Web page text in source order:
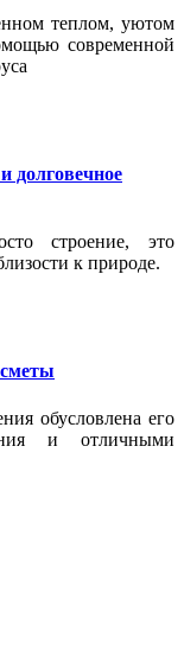
теплом, уютом
современной
долговечное
строение, это
к природе.
обусловлена его
и отличными